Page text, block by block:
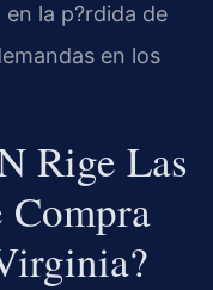
la p?rdida de
en los
Rige Las
Compra